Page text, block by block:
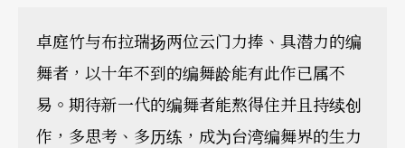
卓庭竹与布拉瑞扬两位云门力捧、具潜力的编
舞者，以十年不到的编舞龄能有此作已属不
易。期待新一代的编舞者能熬得住并且持续创
作，多思考、多历练，成为台湾编舞界的生力